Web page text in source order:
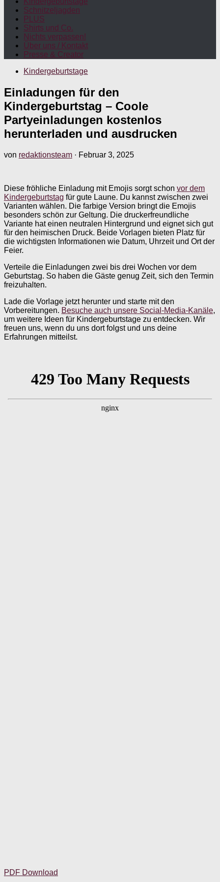
Schnitzeljagden
PLUS
Shirts und Co.
Nichts verpassen!
Über uns / Kontakt
Presse & Creator
Kindergeburtstage
Einladungen für den
Kindergeburtstag – Coole
Partyeinladungen kostenlos
herunterladen und ausdrucken
von redaktionsteam · Februar 3, 2025
Diese fröhliche Einladung mit Emojis sorgt schon vor dem
Kindergeburtstag für gute Laune. Du kannst zwischen zwei
Varianten wählen. Die farbige Version bringt die Emojis
besonders schön zur Geltung. Die druckerfreundliche
Variante hat einen neutralen Hintergrund und eignet sich gut
für den heimischen Druck. Beide Vorlagen bieten Platz für
die wichtigsten Informationen wie Datum, Uhrzeit und Ort der
Feier.
Verteile die Einladungen zwei bis drei Wochen vor dem
Geburtstag. So haben die Gäste genug Zeit, sich den Termin
freizuhalten.
Lade die Vorlage jetzt herunter und starte mit den
Vorbereitungen. Besuche auch unsere Social-Media-Kanäle,
um weitere Ideen für Kindergeburtstage zu entdecken. Wir
freuen uns, wenn du uns dort folgst und uns deine
Erfahrungen mitteilst.
PDF Download